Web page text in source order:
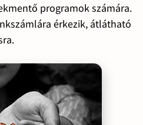
programok számára.
érkezik, átlátható